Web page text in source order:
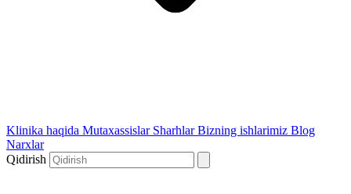
Klinika haqida Mutaxassislar SharhlarBizning ishlarimiz Blog
Narxlar
Qidirish